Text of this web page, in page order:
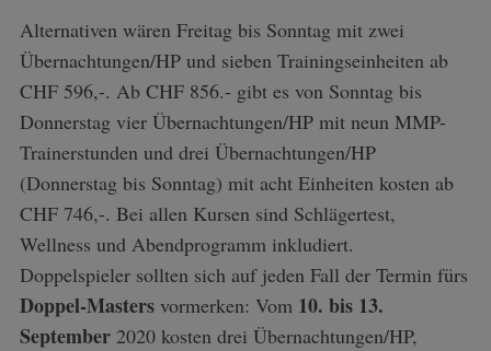
Alternativen wären Freitag bis Sonntag mit zwei
Übernachtungen/HP und sieben Trainingseinheiten ab
CHF 596,-. Ab CHF 856.- gibt es von Sonntag bis
Donnerstag vier Übernachtungen/HP mit neun MMP-
Trainerstunden und drei Übernachtungen/HP
(Donnerstag bis Sonntag) mit acht Einheiten kosten ab
CHF 746,-. Bei allen Kursen sind Schlägertest,
Wellness und Abendprogramm inkludiert.
Doppelspieler sollten sich auf jeden Fall der Termin fürs
Doppel-Mastersvormerken: Vom 10. bis 13.
September2020 kosten drei Übernachtungen/HP,